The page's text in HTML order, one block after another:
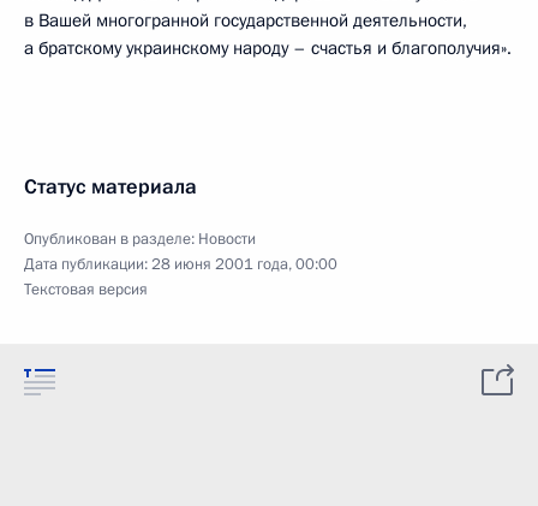
в Вашей многогранной государственной деятельности,
а братскому украинскому народу – счастья и благополучия».
Статус материала
Опубликован в разделе: Новости
Дата публикации:28 июня 2001 года, 00:00
Текстовая версия